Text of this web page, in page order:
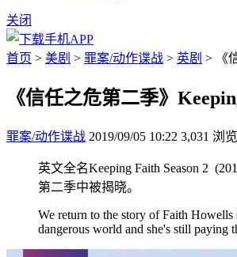
关闭
首页 > 美剧 > 罪案/动作谍战 > 英剧 > 《
《信任之危第二季》
罪案/动作谍战 2019/09/05 10:22 3,031 浏览
英文全名Keeping Faith Season 2
第二季中被揭晓。
We return to the story of Faith Howells
dangerous world and she's still paying